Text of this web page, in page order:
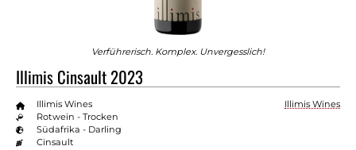
Verführerisch. Komplex. Unvergesslich!
Illimis Cinsault 2023
Illimis Wines
Illimis Wines
Rotwein - Trocken
Südafrika - Darling
Cinsault